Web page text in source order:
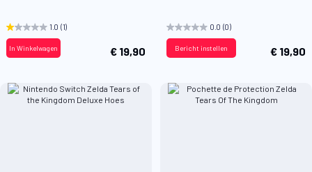
1.0 (1)
€ 19,90
In Winkelwagen
0.0 (0)
€ 19,90
Bericht instellen